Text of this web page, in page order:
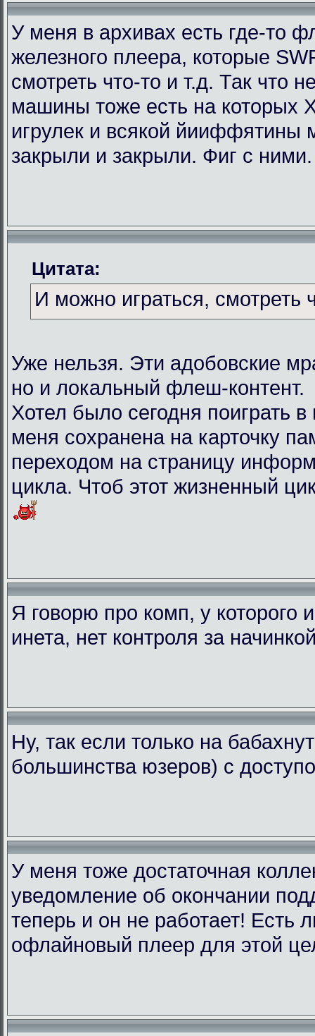
У меня в архивах есть где-то
железного плеера, которые
смотреть что-то и т.д. Так что
машины тоже есть на которых
игрулек и всякой
закрыли и закрыли. Фиг с ними.
Цитата:
И можно играться, смотреть
Уже нельзя. Эти адобовские
но и локальный флеш-контент.
Хотел было сегодня поиграть
меня сохранена на карточку
переходом на страницу
цикла. Чтоб этот жизненный
Я говорю про комп, у которого
инета, нет контроля за
Ну, так если только на
большинства юзеров) с
У меня тоже достаточная
уведомление об окончании
теперь и он не работает! Есть
офлайновый плеер для этой